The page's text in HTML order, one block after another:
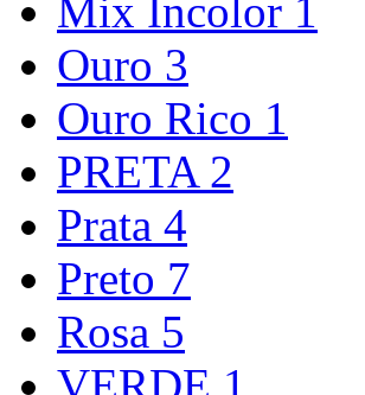
Mix Incolor 1
Ouro 3
Ouro Rico 1
PRETA 2
Prata 4
Preto 7
Rosa 5